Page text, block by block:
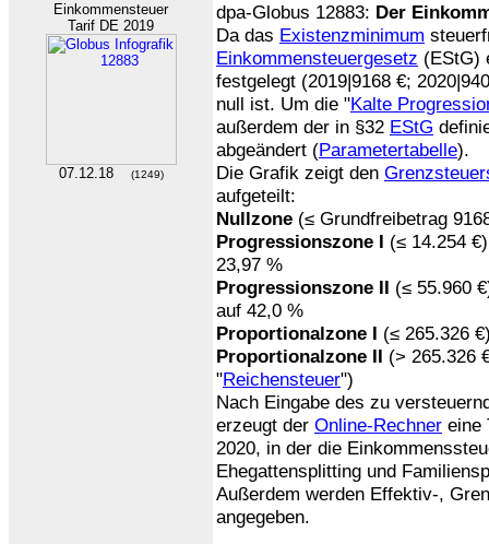
Einkommensteuer
Tarif DE 2019
07.12.18 (1249)
dpa-Globus 12883: Der
Da das Existenzminimum
Einkommensteuergesetz (EStG)
festgelegt (2019|9168 €;
null ist. Um die "Kalte
außerdem der in §32 EStG
abgeändert (Parametertabelle).
Die Grafik zeigt den
aufgeteilt:
Nullzone (≤ Grundfreibetrag
Progressionszone I (≤ 14.254
23,97 %
Progressionszone II (≤ 55.960
auf 42,0 %
Proportionalzone I (≤ 265.326
Proportionalzone II (> 265.326
"Reichensteuer")
Nach Eingabe des zu
erzeugt der Online-Rechner eine
2020, in der die
Ehegattensplitting und
Außerdem werden Effektiv-,
angegeben.